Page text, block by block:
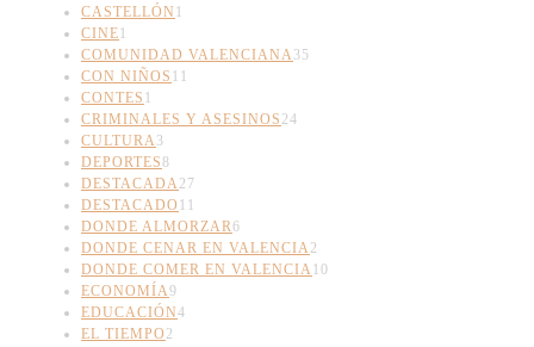
CASTELLÓN 1
CINE1
COMUNIDAD VALENCIANA35
CON NIÑOS 11
CONTES 1
CRIMINALES Y ASESINOS 24
CULTURA3
DEPORTES8
DESTACADA27
DESTACADO 11
DONDE ALMORZAR6
DONDE CENAR EN VALENCIA2
DONDE COMER EN VALENCIA10
ECONOMÍA9
EDUCACIÓN4
EL TIEMPO 2